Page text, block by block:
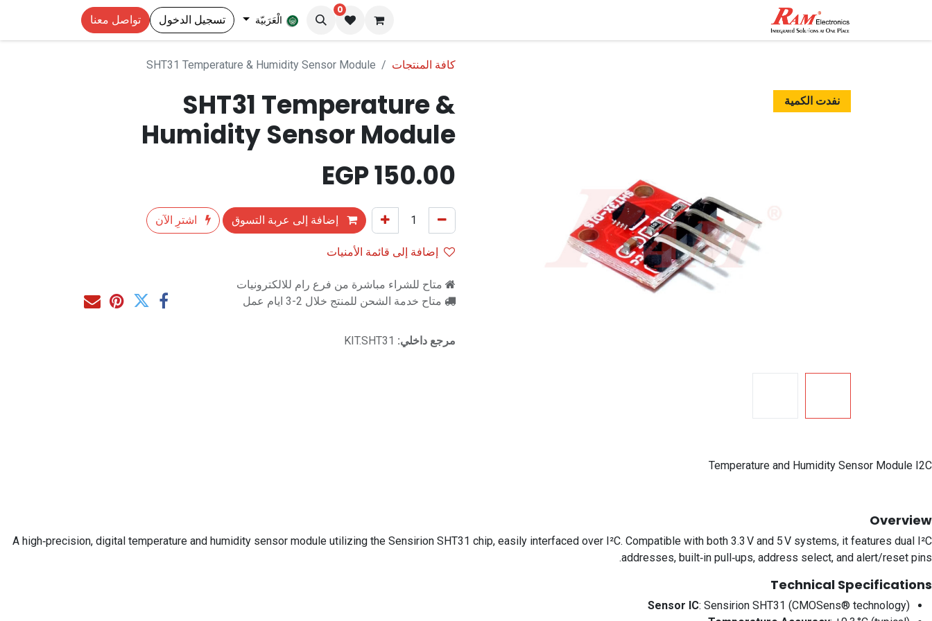
0
الْعَرَبيّة تسجيل الدخول تواصل معنا
كافة المنتجات SHT31 Temperature & Humidity Sensor Module
نفدت الكمية
SHT31 Temperature &
Humidity Sensor Module
150.00
إضافة إلى عربة التسوق
اشترِ الآن
إضافة إلى قائمة الأمنيات
متاح للشراء مباشرة من فرع رام للالكترونيات
متاح خدمة الشحن للمنتج خلال 2-3 ايام عمل
مرجع داخلي: KIT.SHT31
Temperature and Humidity Sensor Module I2C
Overview
A high‑precision, digital temperature and humidity sensor module utilizing the Sensirion SHT31 chip, easily interfaced over I²C. Compatible with both 3.3 V and 5 V systems, it features dual I²C
addresses, built‑in pull‑ups, address select, and alert/reset pins.
Technical Specifications
Sensor IC: Sensirion SHT31 (CMOSens® technology)